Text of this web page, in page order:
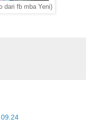
dari fb mba Yeni)